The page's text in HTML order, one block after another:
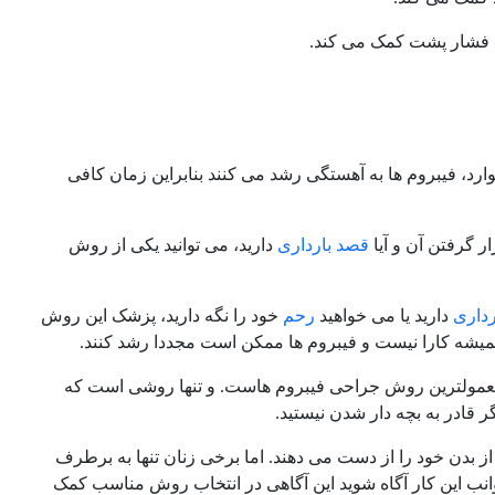
فشار پشت کمک می کند.
فیبروم ها به آهستگی رشد می کنند بنابراین زمان کافی
گرفتن آن و آیا قصد بارداری دارید، می توانید یکی از روش
دارید یا می خواهید رحم خود را نگه دارید، پزشک این روش
کارا نیست و فیبروم ها ممکن است مجددا رشد کنند.
روش جراحی فیبروم هاست. و تنها روشی است که
قادر به بچه دار شدن نیستید.
خود را از دست می دهند. اما برخی زنان تنها به برطرف
این کار آگاه شوید این آگاهی در انتخاب روش مناسب کمک